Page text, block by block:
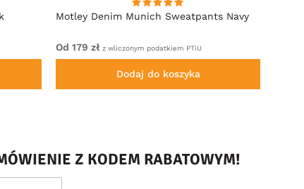
Motley Denim Munich Sweatpants Navy
Od 179 zł z wliczonym podatkiem PTiU
Dodaj do koszyka
Z KODEM RABATOWYM!